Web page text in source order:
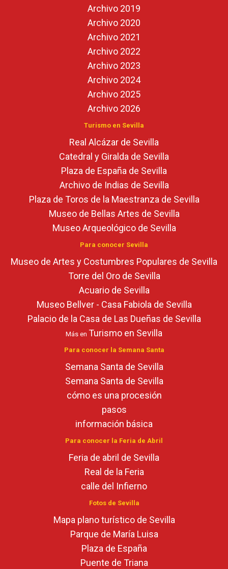
Archivo 2019
Archivo 2020
Archivo 2021
Archivo 2022
Archivo 2023
Archivo 2024
Archivo 2025
Archivo 2026
Turismo en Sevilla
Real Alcázar de Sevilla
Catedral y Giralda de Sevilla
Plaza de España de Sevilla
Archivo de Indias de Sevilla
Plaza de Toros de la Maestranza de Sevilla
Museo de Bellas Artes de Sevilla
Museo Arqueológico de Sevilla
Para conocer Sevilla
Museo de Artes y Costumbres Populares de Sevilla
Torre del Oro de Sevilla
Acuario de Sevilla
Museo Bellver - Casa Fabiola de Sevilla
Palacio de la Casa de Las Dueñas de Sevilla
Más en Turismo en Sevilla
Para conocer la Semana Santa
Semana Santa de Sevilla
Semana Santa de Sevilla
cómo es una procesión
pasos
información básica
Para conocer la Feria de Abril
Feria de abril de Sevilla
Real de la Feria
calle del Infierno
Fotos de Sevilla
Mapa plano turístico de Sevilla
Parque de María Luisa
Plaza de España
Puente de Triana